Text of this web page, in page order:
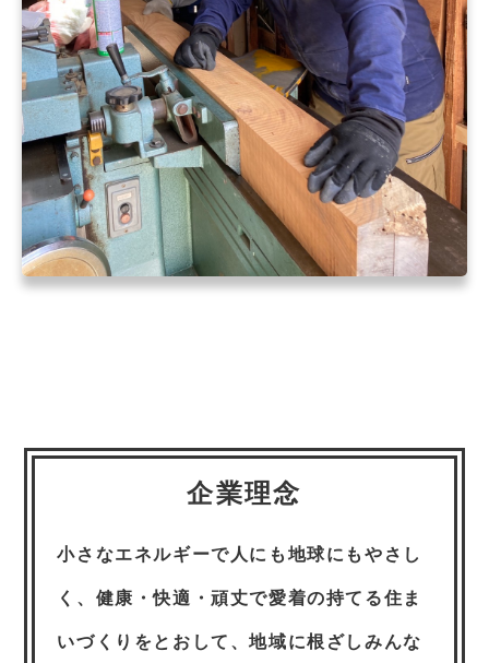
企業理念
小さなエネルギーで人にも地球にもやさし
く、健康・快適・頑丈で愛着の持てる住ま
いづくりをとおして、地域に根ざしみんな